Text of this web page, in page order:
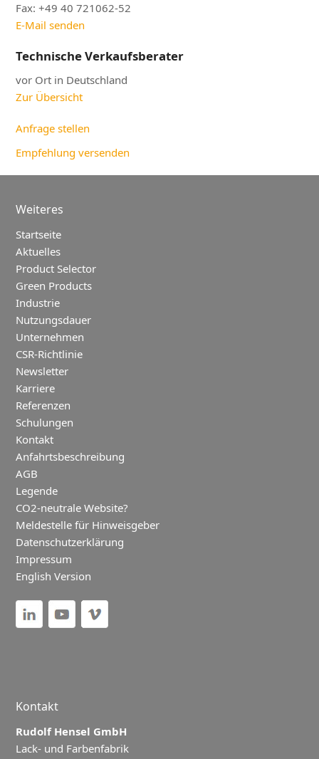
Fax: +49 40 721062-52
E-Mail senden
Technische Verkaufsberater
vor Ort in Deutschland
Zur Übersicht
Anfrage stellen
Empfehlung versenden
Weiteres
Startseite
Aktuelles
Product Selector
Green Products
Industrie
Nutzungsdauer
Unternehmen
CSR-Richtlinie
Newsletter
Karriere
Referenzen
Schulungen
Kontakt
Anfahrtsbeschreibung
AGB
Legende
CO2-neutrale Website?
Meldestelle für Hinweisgeber
Datenschutzerklärung
Impressum
English Version
Kontakt
Rudolf Hensel GmbH
Lack- und Farbenfabrik